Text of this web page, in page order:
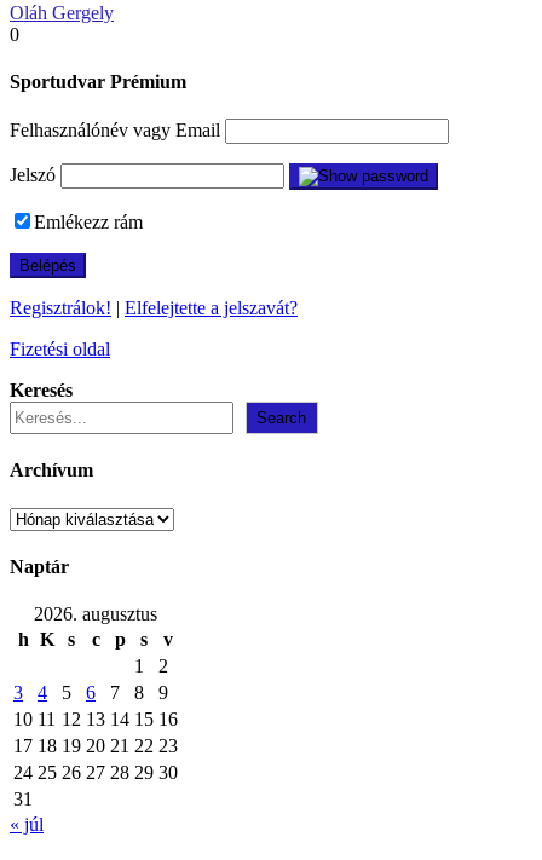
Oláh Gergely
0
Sportudvar Prémium
Felhasználónév vagy Email
Jelszó
Emlékezz rám
Regisztrálok! | Elfelejtette a jelszavát?
Fizetési oldal
Keresés
Search
Archívum
Archívum
Naptár
2026. augusztus
h K s c p s
v
1
2
3
4 5 6 7 8
9
10 11 12 13 14 15 16
17 18 19 20 21 22 23
24 25 26 27 28 29 30
31
« júl